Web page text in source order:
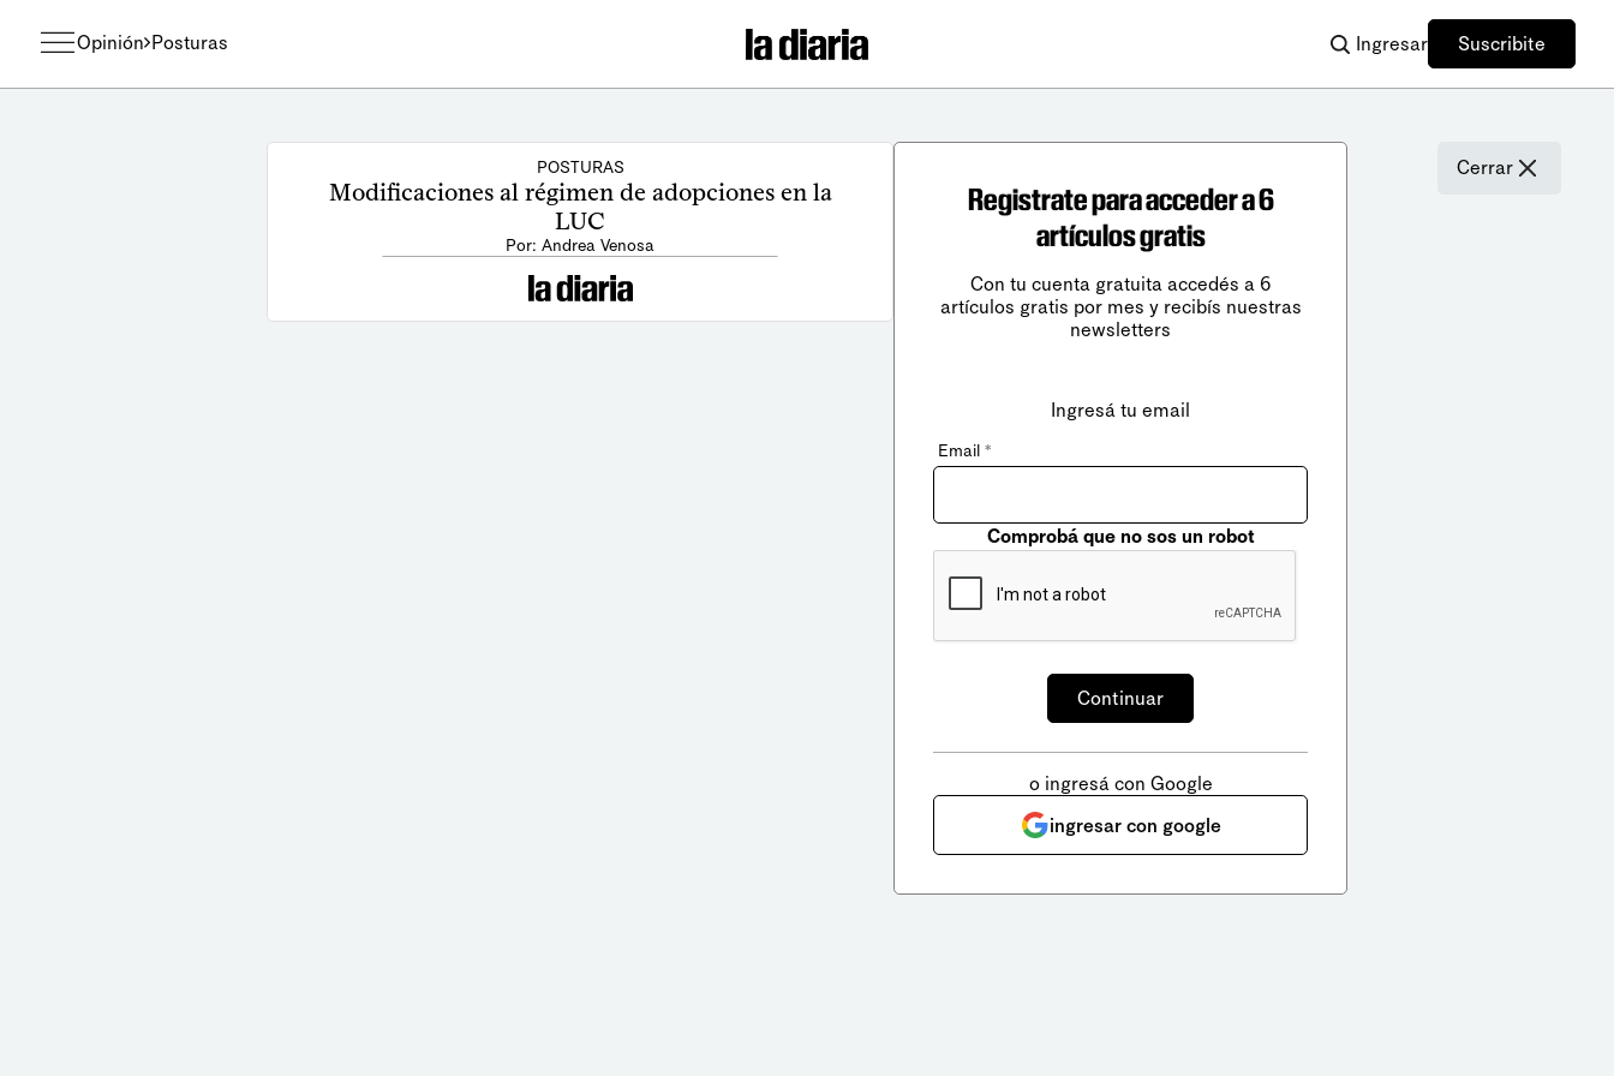
Opinión Posturas Ingresar Suscribite
POSTURAS
Modificaciones al régimen de adopciones en la
LUC
Por: Andrea Venosa
Cerrar
Registrate para acceder a 6
artículos gratis
Con tu cuenta gratuita accedés a 6
artículos gratis por mes y recibís nuestras
newsletters
Ingresá tu email
Email *
Comprobá que no sos un robot
o ingresá con Google
ingresar con google